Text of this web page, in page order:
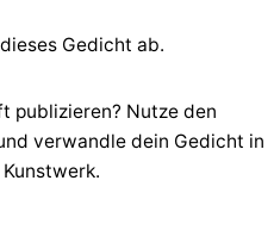
Gedicht ab.
publizieren? Nutze den
verwandle dein Gedicht in